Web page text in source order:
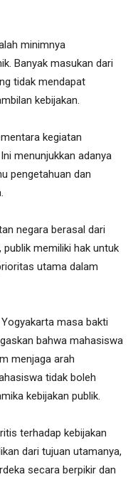
minimnya
Banyak masukan dari
tidak mendapat
kebijakan.
kegiatan
menunjukkan adanya
pengetahuan dan
negara berasal dari
publik memiliki hak untuk
utama dalam
masa bakti
bahwa mahasiswa
menjaga arah
tidak boleh
kebijakan publik.
terhadap kebijakan
dari tujuan utamanya,
secara berpikir dan